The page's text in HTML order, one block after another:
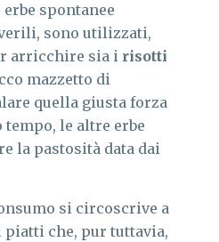
spontanee
sono utilizzati,
arricchire sia i risotti
mazzetto di
quella giusta forza
tempo, le altre erbe
la pastosità data dai
si circoscrive a
che, pur tuttavia,